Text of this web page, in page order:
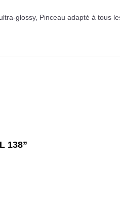
glossy, Pinceau adapté à tous
138”